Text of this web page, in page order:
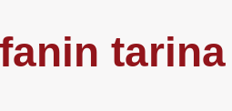
tarina